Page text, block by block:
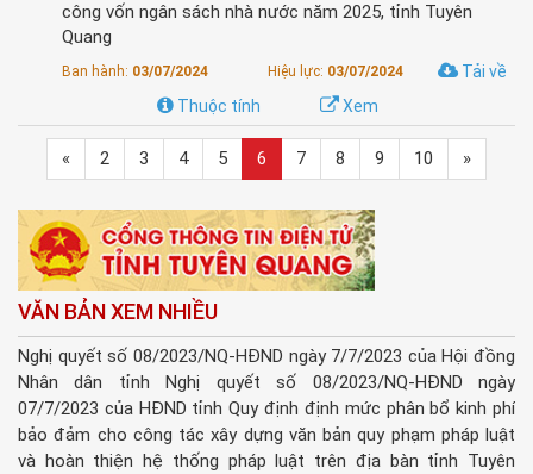
công vốn ngân sách nhà nước năm 2025, tỉnh Tuyên
Quang
Ban hành: 03/07/2024 Hiệu lực: 03/07/2024
Tải về
Xem
Thuộc tính
« 2 3 4 5 6 7 8 9 10 »
VĂN BẢN XEM NHIỀU
Nghị quyết số 08/2023/NQ-HĐND ngày 7/7/2023 của Hội đồng
Nhân dân tỉnh Nghị quyết số 08/2023/NQ-HĐND ngày
07/7/2023 của HĐND tỉnh Quy định định mức phân bổ kinh phí
bảo đảm cho công tác xây dựng văn bản quy phạm pháp luật
và hoàn thiện hệ thống pháp luật trên địa bàn tỉnh Tuyên